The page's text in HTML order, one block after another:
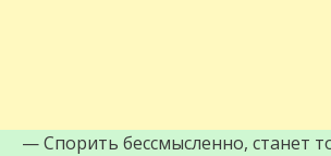
— Спорить бессмысленно, станет